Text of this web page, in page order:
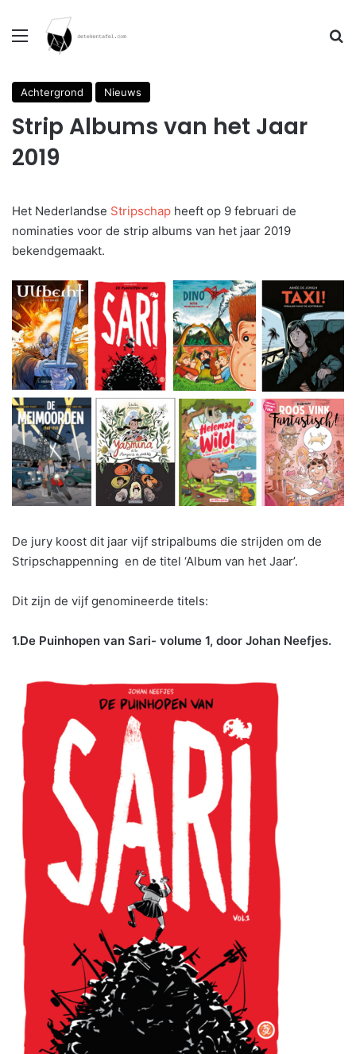
Menu
Achtergrond Nieuws
Strip Albums van het Jaar
2019
Het Nederlandse Stripschap heeft op 9 februari de
nominaties voor de strip albums van het jaar 2019
bekendgemaakt.
De jury koost dit jaar vijf stripalbums die strijden om de
Stripschappenning en de titel ‘Album van het Jaar’.
Dit zijn de vijf genomineerde titels:
1.De Puinhopen van Sari- volume 1, door Johan Neefjes.